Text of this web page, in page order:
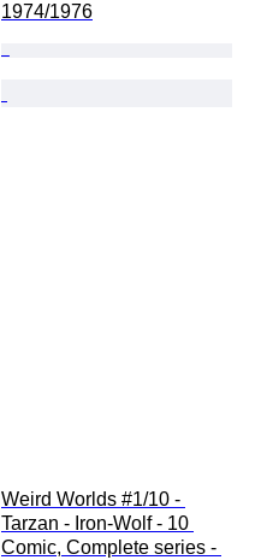
1974/1976
Weird Worlds #1/10 -
Tarzan - Iron-Wolf - 10
Comic, Complete series -